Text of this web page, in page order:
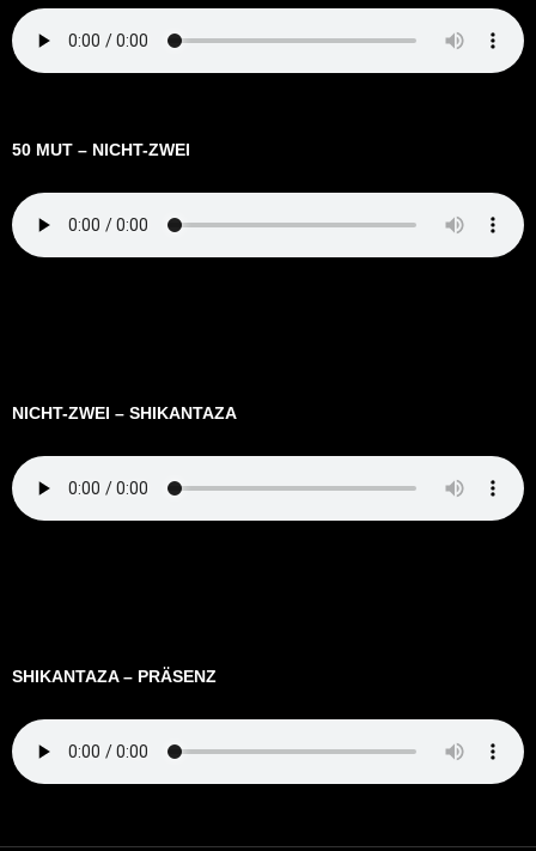
50 MUT – NICHT-ZWEI
NICHT-ZWEI – SHIKANTAZA
SHIKANTAZA – PRÄSENZ